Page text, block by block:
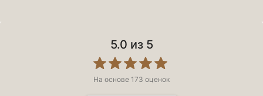
5.0 из 5
На основе 173 оценок